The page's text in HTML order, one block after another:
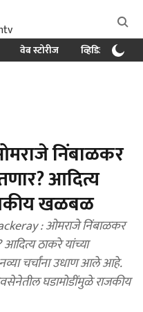
वेब स्टोरीज व्हिडिओ
निंबाळकर
आदित्य
खळबळ
निंबाळकर
ठाकरे यांच्या
नव्या चर्चांना उधाण आले आहे.
घडामोडींमुळे राजकीय